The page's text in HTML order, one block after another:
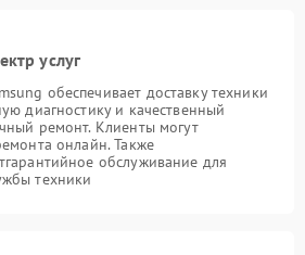
услуг
обеспечивает доставку техники
диагностику и качественный
ремонт. Клиенты могут
онлайн. Также
обслуживание для
техники